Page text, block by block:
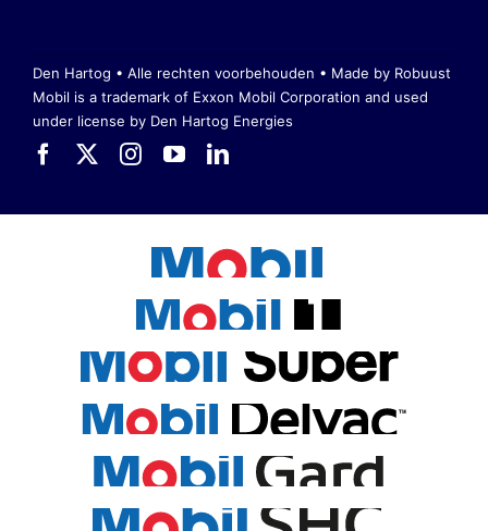
Den Hartog • Alle rechten voorbehouden • Made by Robuust
Mobil is a trademark of Exxon Mobil Corporation and used
under license by Den Hartog Energies